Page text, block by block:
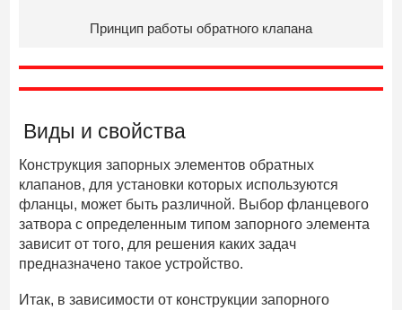
Принцип работы обратного клапана
Виды и свойства
Конструкция запорных элементов обратных
клапанов, для установки которых используются
фланцы, может быть различной. Выбор фланцевого
затвора с определенным типом запорного элемента
зависит от того, для решения каких задач
предназначено такое устройство.
Итак, в зависимости от конструкции запорного